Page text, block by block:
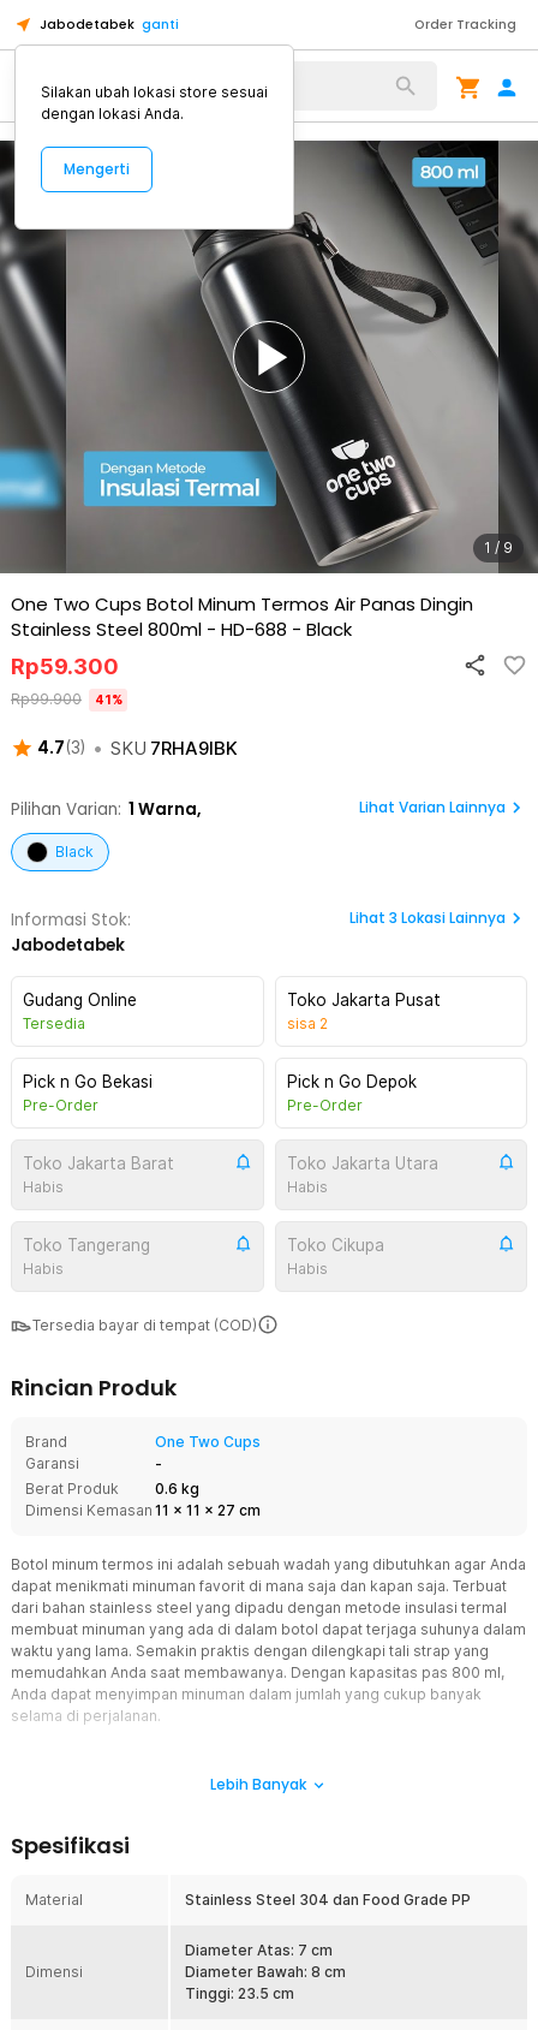
Jabodetabek ganti Order Tracking
Alat Kopi
1 / 9
One Two Cups Botol Minum Termos Air Panas Dingin
Stainless Steel 800ml - HD-688 - Black
4.7(3) • SKU 7RHA9IBK
Rp59.300
Rp99.900 41%
Pilihan Varian: 1 Warna, Lihat Varian Lainnya
Black
Informasi Stok:
Jabodetabek
Lihat 3 Lokasi Lainnya
Gudang Online
Tersedia
Toko Jakarta Pusat
sisa 2
Pick n Go Bekasi
Pre-Order
Pick n Go Depok
Pre-Order
Toko Jakarta Barat
Habis
Toko Jakarta Utara
Habis
Toko Tangerang
Habis
Toko Cikupa
Habis
Tersedia bayar di tempat (COD)
Rincian Produk
Brand
One Two Cups
Garansi
-
Berat Produk
0.6 kg
Dimensi Kemasan 11 x 11 x 27 cm
Botol minum termos ini adalah sebuah wadah yang dibutuhkan agar Anda
dapat menikmati minuman favorit di mana saja dan kapan saja. Terbuat
dari bahan stainless steel yang dipadu dengan metode insulasi termal
membuat minuman yang ada di dalam botol dapat terjaga suhunya dalam
waktu yang lama. Semakin praktis dengan dilengkapi tali strap yang
memudahkan Anda saat membawanya. Dengan kapasitas pas 800 ml,
Anda dapat menyimpan minuman dalam jumlah yang cukup banyak
selama di perjalanan.
dingin berkat metode insulasi pada bagian dalam termos. Dengan
dibutuhkan.
Botol minum ini hadir dengan bentuk yang sporty dan tangguh,
cocok digunakan sebagai botol minum saat berolahraga. Anda juga
bisa menggunakan botol minum ini sebagai botol harian untuk
Lebih Banyak
Spesifikasi
Material Stainless Steel 304 dan Food Grade PP
Dimensi
Diameter Atas: 7 cm
Diameter Bawah: 8 cm
Tinggi: 23.5 cm
Silakan ubah lokasi store sesuai
dengan lokasi Anda.
Mengerti